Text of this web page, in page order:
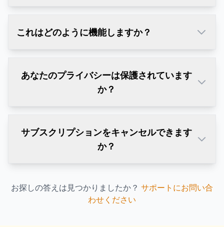
これはどのように機能しますか？
あなたのプライバシーは保護されています
か？
サブスクリプションをキャンセルできます
か？
お探しの答えは見つかりましたか？ サポートにお問い合
わせください